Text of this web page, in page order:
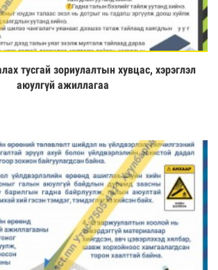
Үзэх
тусгай зориулалтын хувцас, хэрэглэл
аюулгүй ажиллагаа